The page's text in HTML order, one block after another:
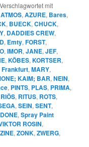
Verschlagwortet mit
ATMOS,AZURE, Bares,
, BUECK,CHUCK,
, DADDIES CREW,
, Emty,FORST,
,IMOR,JANE,JEF,
,KÖBES,KORTSER,
,MARY,
KAIM; BAR,NEIN,
, PINTS, PLAS, PRIMA,
RIÖS, RITUS, ROTS,
,SEIN,SENT,
,Spray Paint
ROSIN,
ZINE,ZONK,ZWERG,